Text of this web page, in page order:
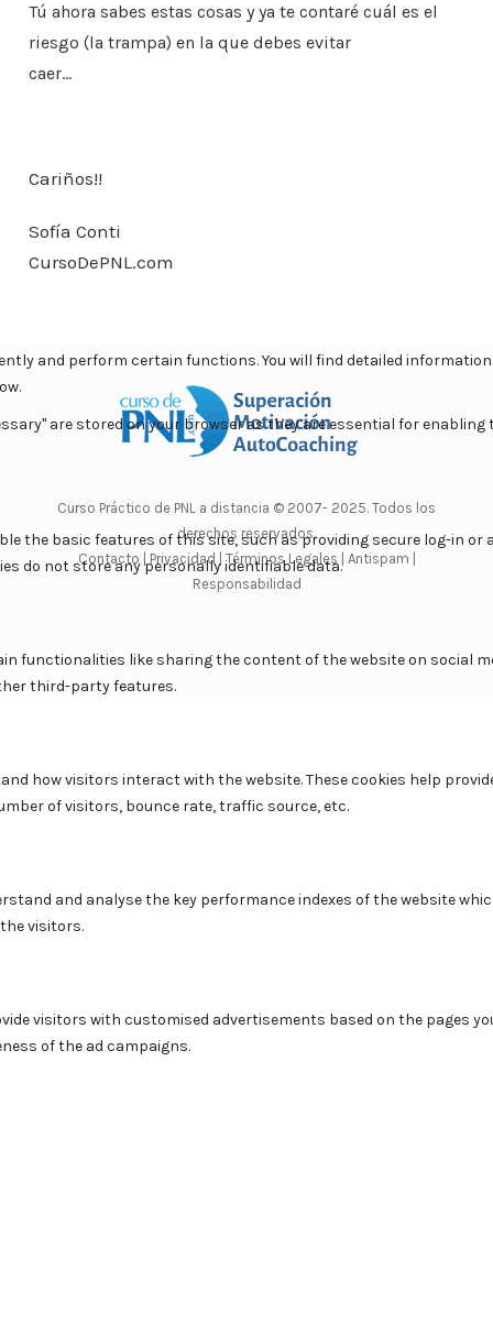
Tú ahora sabes estas cosas y ya te contaré cuál es el
riesgo (la trampa) en la que debes evitar
caer…
Cariños!!
Sofía Conti
CursoDePNL.com
Curso Práctico de PNL a distancia © 2007- 2025. Todos los
derechos reservados.
Contacto | Privacidad | Términos Legales |
Antispam |
Responsabilidad